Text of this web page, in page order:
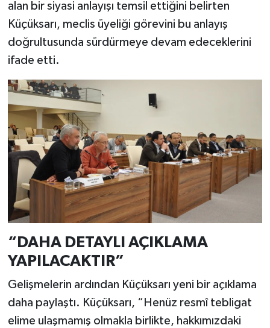
alan bir siyasi anlayışı temsil ettiğini belirten
Küçüksarı, meclis üyeliği görevini bu anlayış
doğrultusunda sürdürmeye devam edeceklerini
ifade etti.
“DAHA DETAYLI AÇIKLAMA
YAPILACAKTIR”
Gelişmelerin ardından Küçüksarı yeni bir açıklama
daha paylaştı. Küçüksarı, “Henüz resmî tebligat
elime ulaşmamış olmakla birlikte, hakkımızdaki